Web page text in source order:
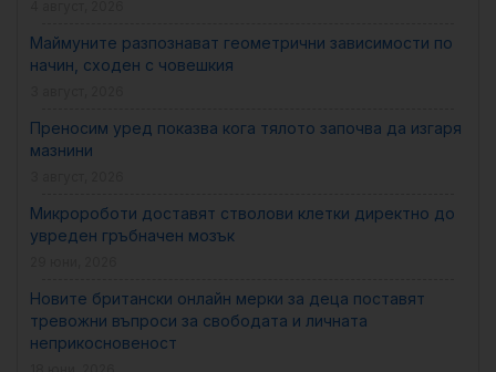
Маймуните разпознават геометрични зависимости по
начин, сходен с човешкия
Преносим уред показва кога тялото започва да изгаря
мазнини
Микророботи доставят стволови клетки директно до
увреден гръбначен мозък
Новите британски онлайн мерки за деца поставят
тревожни въпроси за свободата и личната
неприкосновеност